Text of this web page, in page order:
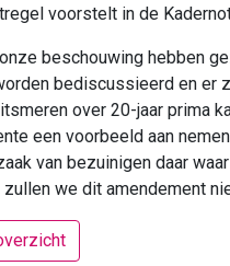
voorstelt in de
beschouwing hebben
bediscussieerd en er
over 20-jaar prima
een voorbeeld aan
van bezuinigen daar
we dit amendement